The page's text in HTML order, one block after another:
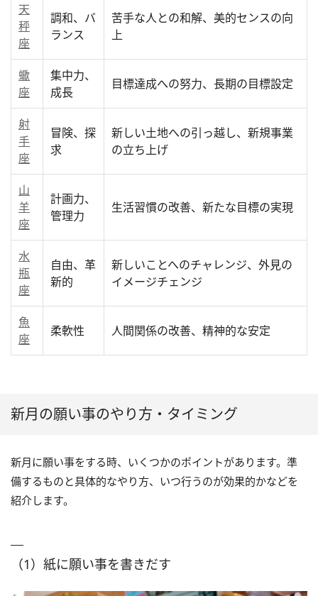
天
秤
座
調和、バ
ランス
苦手な人との和解、美的センスの向
上
蠍
座
集中力、
成長
目標達成への努力、長期の目標設定
射
手
座
冒険、探
求
新しい土地への引っ越し、新規事業
の立ち上げ
山
羊
座
計画力、
管理力
生活習慣の改善、新たな目標の実現
水
瓶
座
自由、革
新的
新しいことへのチャレンジ、外見の
イメージチェンジ
魚
座
柔軟性 人間関係の改善、精神的な安定
新月の願い事のやり方・タイミング
新月に願い事をする時、いくつかのポイントがあります。準
備するものと具体的なやり方、いつ行うのが効果的かなどを
紹介します。
（1）紙に願い事を書きだす